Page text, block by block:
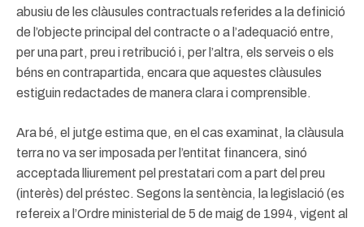
abusiu de les clàusules contractuals referides a la definició
de l’objecte principal del contracte o a l’adequació entre,
per una part, preu i retribució i, per l’altra, els serveis o els
béns en contrapartida, encara que aquestes clàusules
estiguin redactades de manera clara i comprensible.
Ara bé, el jutge estima que, en el cas examinat, la clàusula
terra no va ser imposada per l’entitat financera, sinó
acceptada lliurement pel prestatari com a part del preu
(interès) del préstec. Segons la sentència, la legislació (es
refereix a l’Ordre ministerial de 5 de maig de 1994, vigent al